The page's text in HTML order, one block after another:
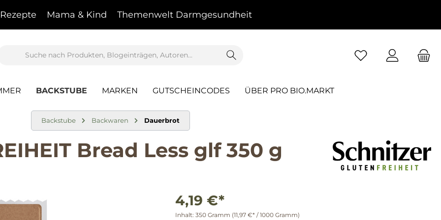
Rezepte Mama & Kind Themenwelt Darmgesundheit
BACKSTUBE MARKEN GUTSCHEINCODES ÜBER PRO BIO.MARKT
Backstube Backwaren Dauerbrot
Bread Less glf 350 g
4,19 €*
Inhalt: 350 Gramm (11,97 €* / 1000 Gramm)